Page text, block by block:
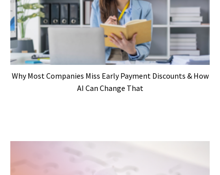
Why Most Companies Miss Early Payment Discounts & How
AI Can Change That